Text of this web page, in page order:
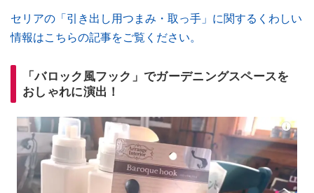
セリアの「引き出し用つまみ・取っ手」に関するくわしい
情報はこちらの記事をご覧ください。
「バロック風フック」でガーデニングスペースを
おしゃれに演出！